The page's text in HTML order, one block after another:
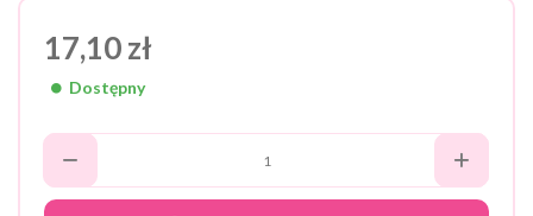
17,10 zł
Dostępny